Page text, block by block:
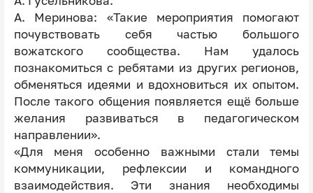
А. Меринова: «Такие мероприятия помогают
почувствовать себя частью большого
вожатского сообщества. Нам удалось
познакомиться с ребятами из других регионов,
обменяться идеями и вдохновиться их опытом.
После такого общения появляется ещё больше
желания развиваться в педагогическом
направлении».
«Для меня особенно важными стали темы
коммуникации, рефлексии и командного
взаимодействия. Эти знания необходимы